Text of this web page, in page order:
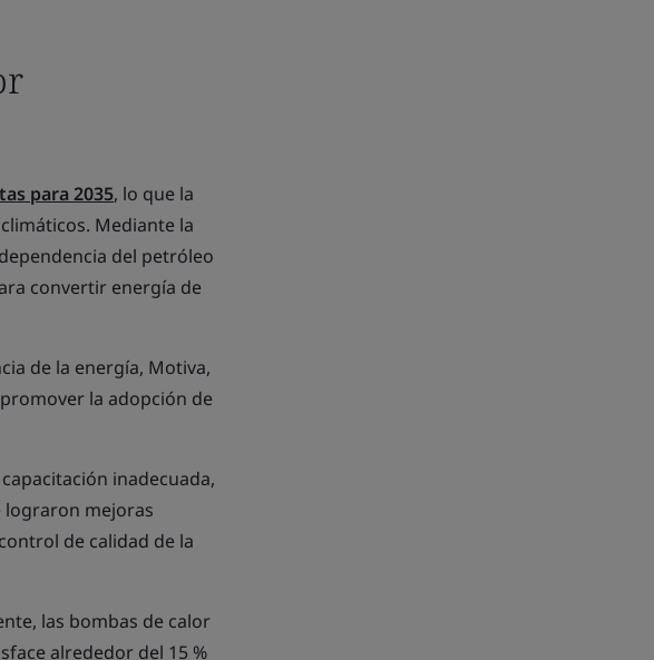
para 2035, lo que la
Mediante la
del petróleo
convertir energía de
de la energía, Motiva,
la adopción de
inadecuada,
lograron mejoras
de calidad de la
las bombas de calor
alrededor del 15 %